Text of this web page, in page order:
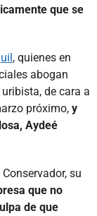
que se
, quienes en
abogan
de cara a
próximo, y
Aydeé
su
que no
de que